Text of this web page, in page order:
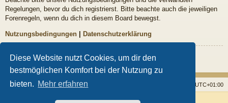
Diese Website nutzt Cookies, um dir den
bestmöglichen Komfort bei der Nutzung zu
bieten. Mehr erfahren
Regelungen, bevor du dich registrierst. Bitte beachte auch die jeweiligen
Forenregeln, wenn du dich in diesem Board bewegst.
Nutzungsbedingungen Datenschutzerklärung
Registrieren
Startseite Foren UTC+01:00
Powered byphpBB® Forum Software © phpBB Limited